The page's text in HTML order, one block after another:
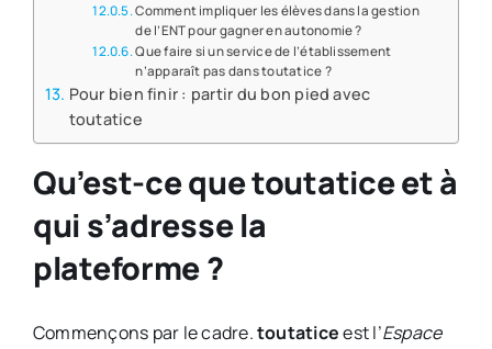
Comment impliquer les élèves dans la gestion
de l’ENT pour gagner en autonomie ?
Que faire si un service de l’établissement
n’apparaît pas dans toutatice ?
Pour bien finir : partir du bon pied avec
toutatice
Qu’est-ce que toutatice et à
qui s’adresse la
plateforme ?
Commençons par le cadre.toutaticeest l’Espace